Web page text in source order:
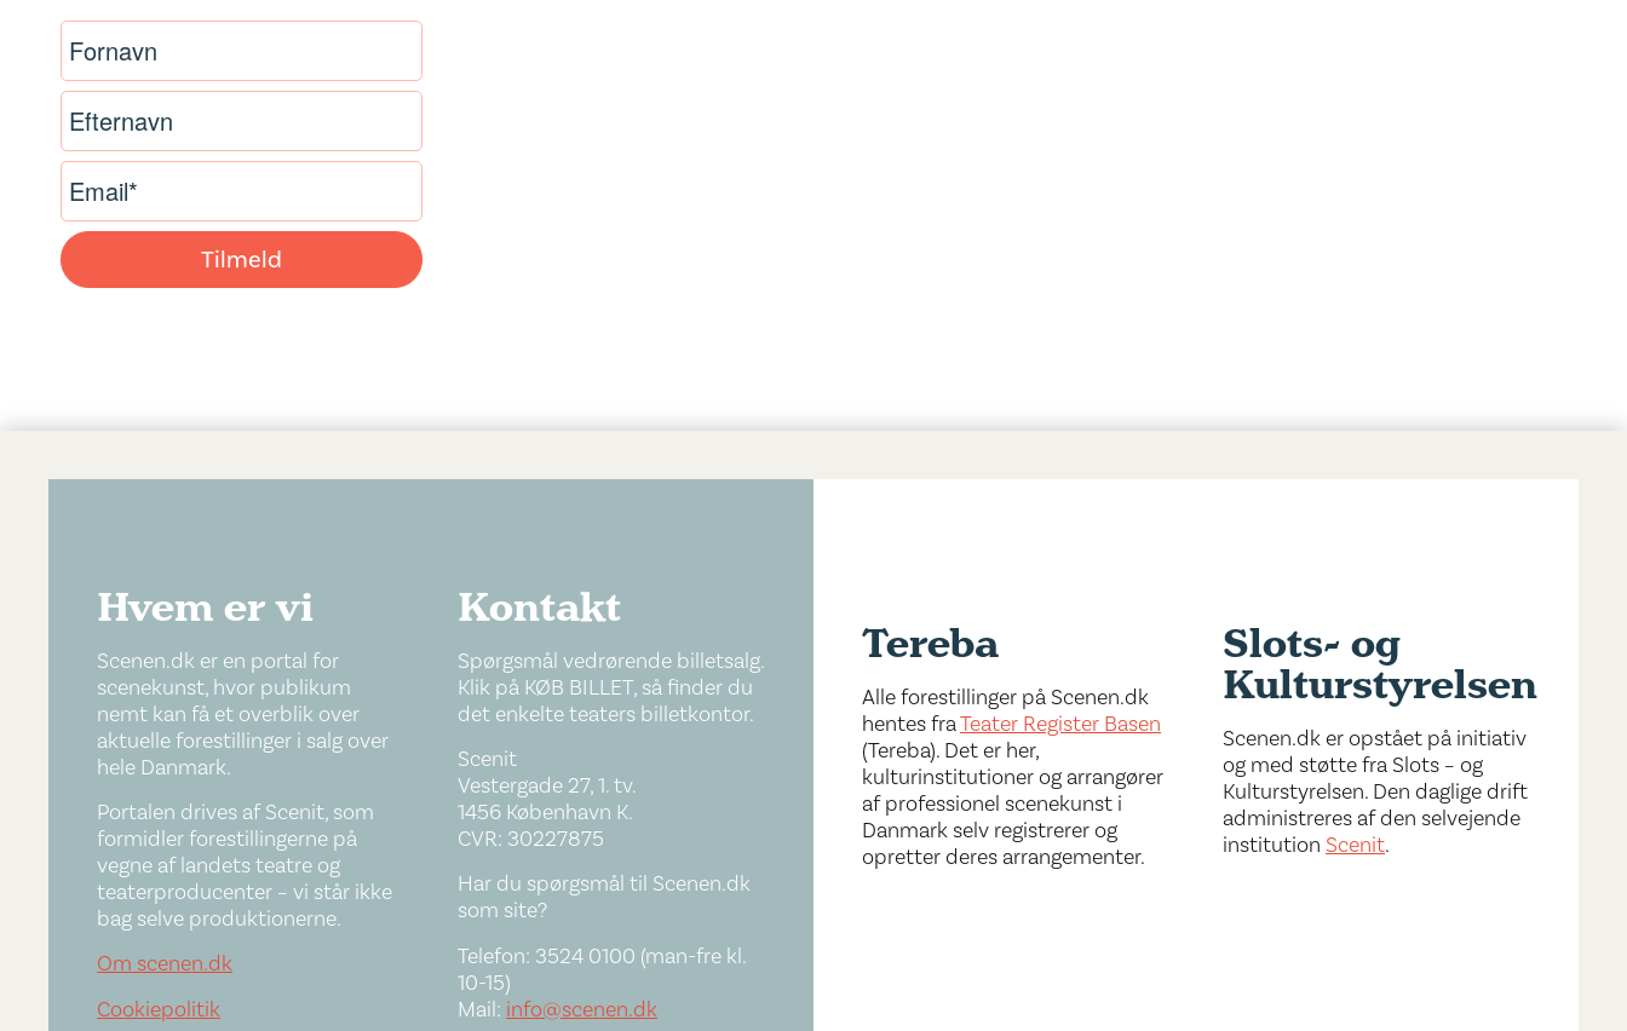
Hvem er vi
Scenen.dk er en portal for
scenekunst, hvor publikum
nemt kan få et overblik over
aktuelle forestillinger i salg over
hele Danmark.
Portalen drives af Scenit, som
formidler forestillingerne på
vegne af landets teatre og
teaterproducenter – vi står ikke
bag selve produktionerne.
Om scenen.dk
Cookiepolitik
Kontakt
Spørgsmål vedrørende billetsalg.
Klik på KØB BILLET, så finder du
det enkelte teaters billetkontor.
Scenit
Vestergade 27, 1. tv.
1456 København K.
CVR: 30227875
Har du spørgsmål til Scenen.dk
som site?
Telefon: 3524 0100 (man-fre kl.
10-15)
Mail: info@scenen.dk
Tereba
Alle forestillinger på Scenen.dk
hentes fraTeater Register Basen
(Tereba). Det er her,
kulturinstitutioner og arrangører
af professionel scenekunst i
Danmark selv registrerer og
opretter deres arrangementer.
Slots- og
Kulturstyrelsen
Scenen.dk er opstået på initiativ
og med støtte fra Slots – og
Kulturstyrelsen. Den daglige drift
administreres af den selvejende
institution Scenit.